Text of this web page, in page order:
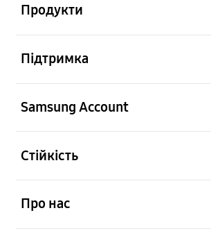
Продукти
Підтримка
Samsung Account
Стійкість
Про нас